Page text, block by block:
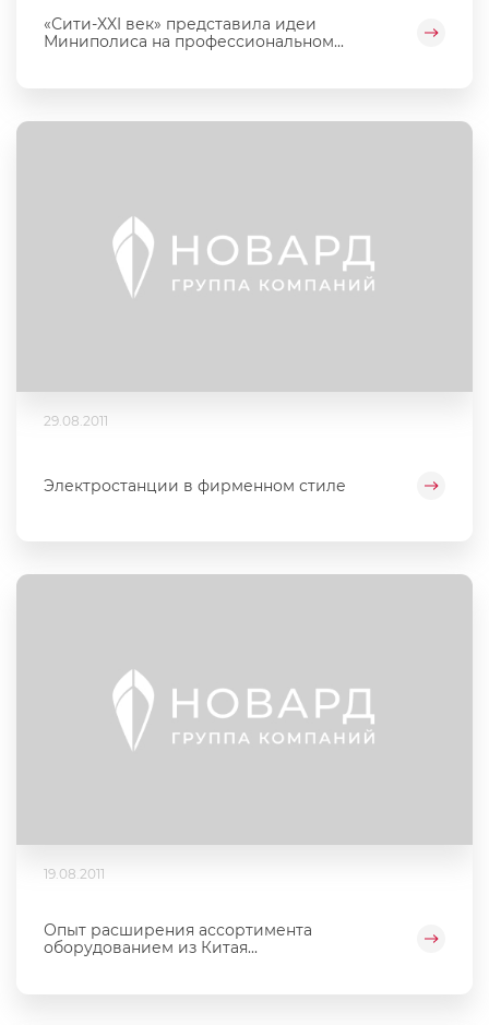
«Сити-XXI век» представила идеи
Миниполиса на профессиональном...
29.08.2011
Электростанции в фирменном стиле
19.08.2011
Опыт расширения ассортимента
оборудованием из Китая...